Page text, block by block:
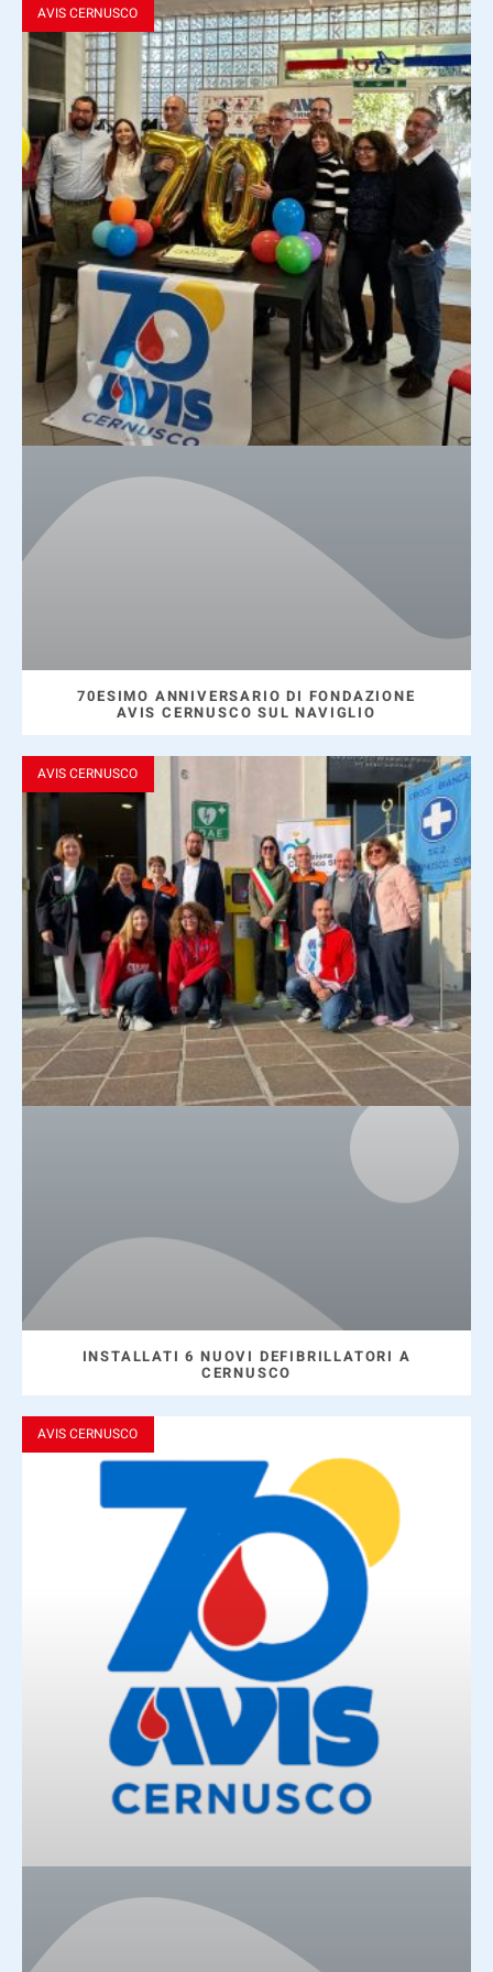
AVIS CERNUSCO
70ESIMO ANNIVERSARIO DI FONDAZIONE
AVIS CERNUSCO SUL NAVIGLIO
AVIS CERNUSCO
INSTALLATI 6 NUOVI DEFIBRILLATORI A
CERNUSCO
AVIS CERNUSCO